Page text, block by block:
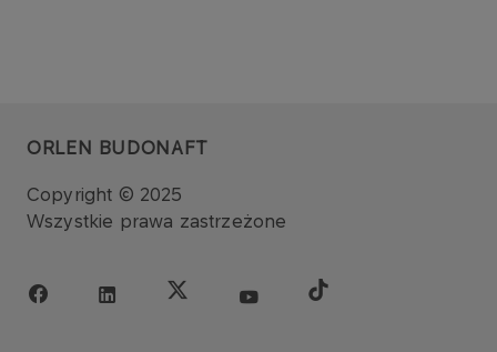
ORLEN BUDONAFT
Copyright © 2025
Wszystkie prawa zastrzeżone